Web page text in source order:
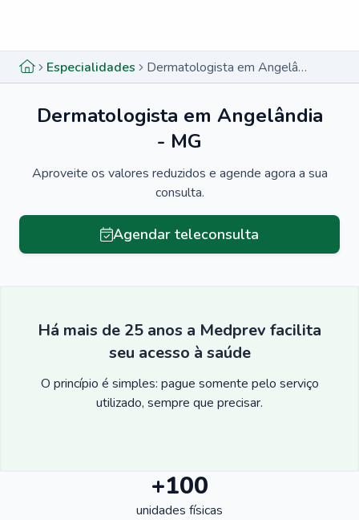
Especialidades Dermatologista em Angelândia - MG
Dermatologista em Angelândia
- MG
Aproveite os valores reduzidos e agende agora a sua
consulta.
Agendar teleconsulta
Há mais de 25 anos a Medprev facilita
seu acesso à saúde
O princípio é simples: pague somente pelo serviço
utilizado, sempre que precisar.
+100
unidades físicas